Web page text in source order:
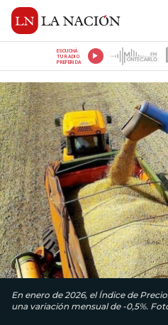
ESCUCHÁ
TU RADIO
PREFERIDA
En enero de 2026, el Índice de
una variación mensual de -0,5%.